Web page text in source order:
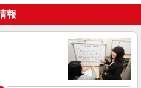
〜2125円 ＜日払い有/週払い有/交
リン代含む)＞
詳細を見る
報